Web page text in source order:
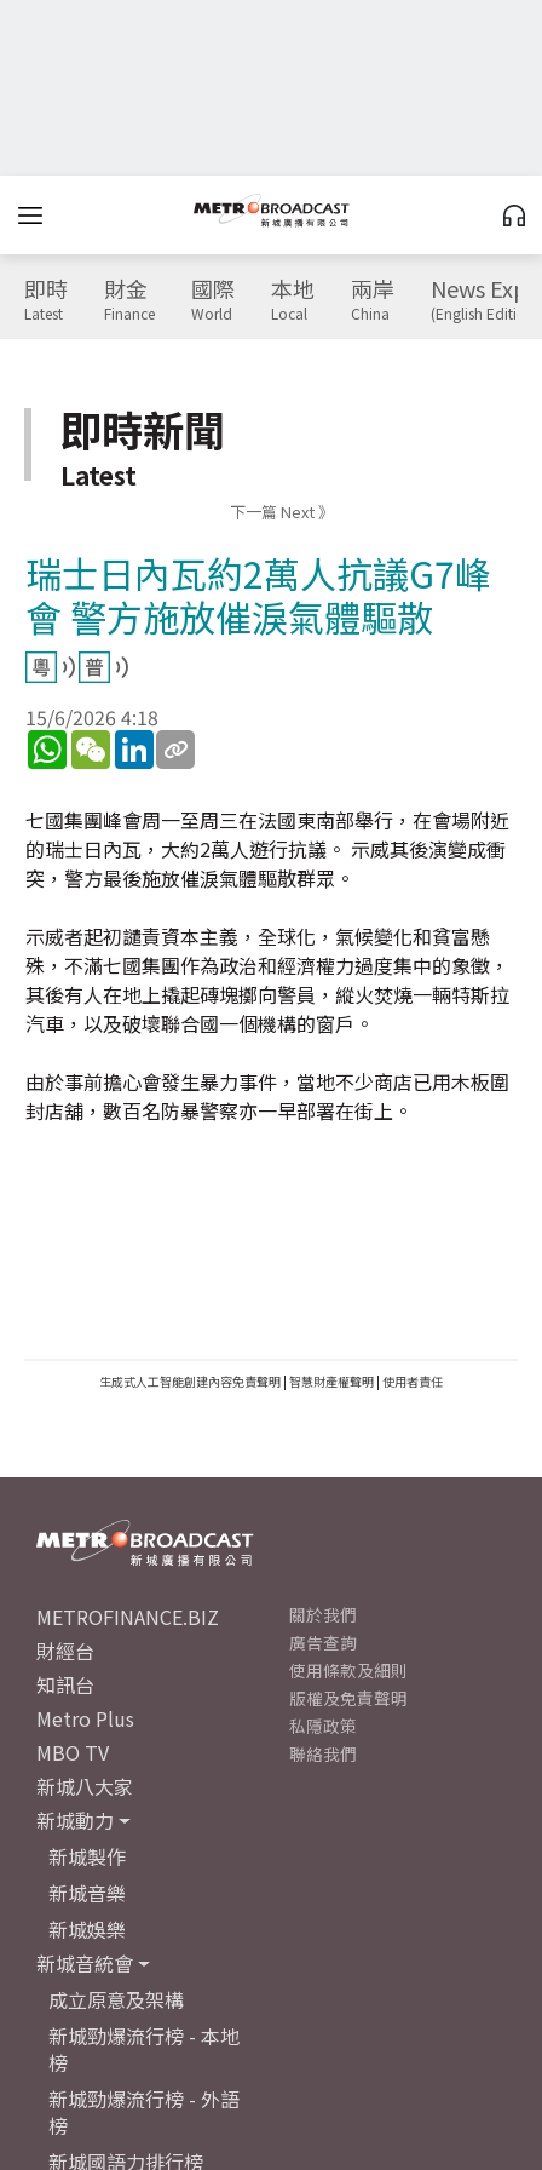
即時
Latest
財金
Finance
國際
World
本地
Local
兩岸
China
News
(English Edition)
即時新聞
Latest
下一篇 Next 》
瑞士日內瓦約2萬人抗議G7峰
會 警方施放催淚氣體驅散
15/6/2026 4:18
WhatsApp
WeChatLinkedIn
七國集團峰會周一至周三在法國東南部舉行，在會場附近
的瑞士日內瓦，大約2萬人遊行抗議。 示威其後演變成衝
突，警方最後施放催淚氣體驅散群眾。
示威者起初譴責資本主義，全球化，氣候變化和貧富懸
殊，不滿七國集團作為政治和經濟權力過度集中的象徵，
其後有人在地上撬起磚塊擲向警員，縱火焚燒一輛特斯拉
汽車，以及破壞聯合國一個機構的窗戶。
由於事前擔心會發生暴力事件，當地不少商店已用木板圍
封店舖，數百名防暴警察亦一早部署在街上。
生成式人工智能創建內容免責聲明 | 智慧財產權聲明 | 使用者責任
METROFINANCE.BIZ
財經台
知訊台
Metro Plus
MBO TV
新城八大家
新城動力
新城製作
新城音樂
新城娛樂
新城音統會
成立原意及架構
新城勁爆流行榜 - 本地
榜
新城勁爆流行榜 - 外語
榜
新城國語力排行榜
關於我們
廣告查詢
使用條款及細則
版權及免責聲明
私隱政策
聯絡我們